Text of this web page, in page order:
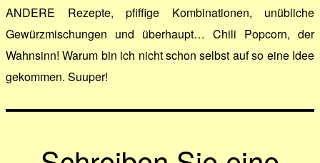
ANDERE Rezepte, pfiffige Kombinationen, unübliche
Gewürzmischungen und überhaupt… Chili Popcorn, der
Wahnsinn! Warum bin ich nicht schon selbst auf so eine Idee
gekommen. Suuper!